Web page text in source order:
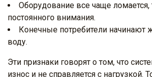
Оборудование все чаще ломается,
постоянного внимания.
Конечные потребители начинают
воду.
Эти признаки говорят о том, что
износ и не справляется с нагрузкой.